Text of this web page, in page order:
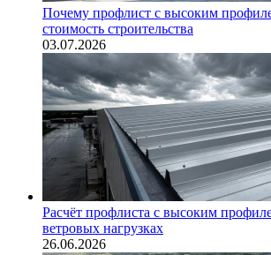
Почему профлист с высоким
стоимость строительства
03.07.2026
Расчёт профлиста с высоким
ветровых нагрузках
26.06.2026